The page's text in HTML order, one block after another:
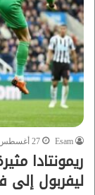
Esam 27 أغسطس، 2023
ريمونتادا
ليفربول